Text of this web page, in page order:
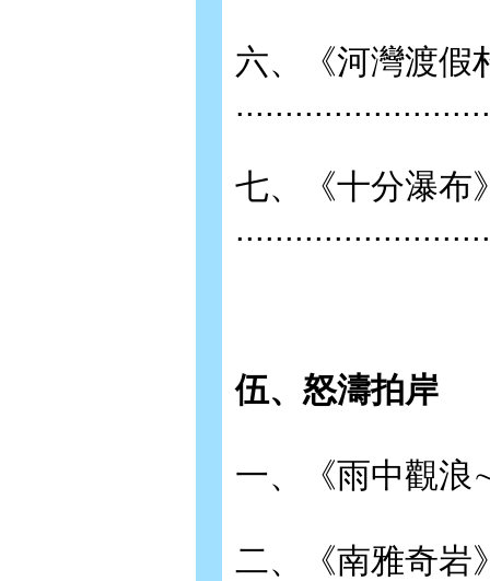
六、《河灣渡假
七、《十分瀑布
伍、怒濤拍岸
一、《雨中觀
二、《南雅奇岩